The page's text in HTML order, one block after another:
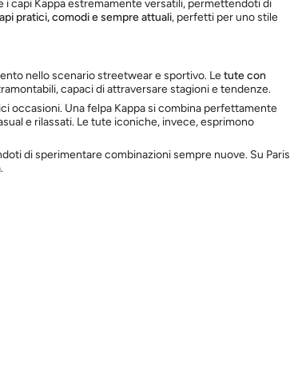
capi Kappa estremamente versatili, permettendoti di
pratici, comodi e sempre attuali, perfetti per uno stile
nello scenario streetwear e sportivo. Letute con
capaci di attraversare stagioni e tendenze.
occasioni. Una felpa Kappa si combina perfettamente
e rilassati. Le tute iconiche, invece, esprimono
di sperimentare combinazioni sempre nuove. Su Paris